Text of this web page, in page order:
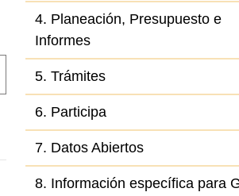
4. Planeación, Presupuesto e
Informes
5. Trámites
6. Participa
7. Datos Abiertos
8. Información específica para